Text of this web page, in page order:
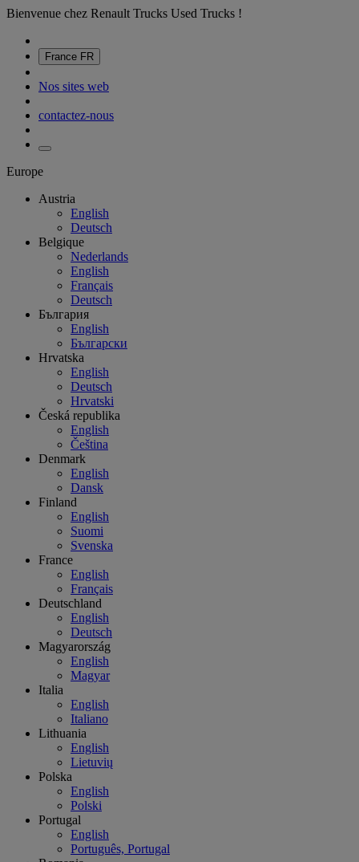
Bienvenue chez Renault Trucks Used Trucks !
France FR
Nos sites web
contactez-nous
Europe
Austria
English
Deutsch
Belgique
Nederlands
English
Français
Deutsch
България
English
Български
Hrvatska
English
Deutsch
Hrvatski
Česká republika
English
Čeština
Denmark
English
Dansk
Finland
English
Suomi
Svenska
France
English
Français
Deutschland
English
Deutsch
Magyarország
English
Magyar
Italia
English
Italiano
Lithuania
English
Lietuvių
Polska
English
Polski
Portugal
English
Português, Portugal